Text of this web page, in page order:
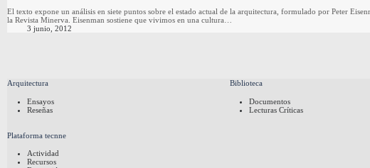
El texto expone un análisis en siete puntos sobre el estado actual de la arquitectura, formulado por Peter
la Revista Minerva. Eisenman sostiene que vivimos en una cultura…
3 junio, 2012
Arquitectura
Ensayos
Reseñas
Biblioteca
Documentos
Lecturas Críticas
Plataforma tecnne
Actividad
Recursos